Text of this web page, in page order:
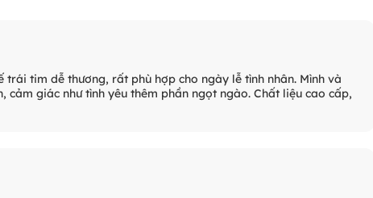
trái tim dễ thương, rất phù hợp cho ngày lễ tình nhân. Mình và
cảm giác như tình yêu thêm phần ngọt ngào. Chất liệu cao cấp,